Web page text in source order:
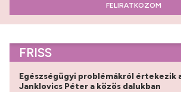
FELIRATKOZOM
FRISS
Egészségügyi problémákról értekezik
Janklovics Péter a közös dalukban